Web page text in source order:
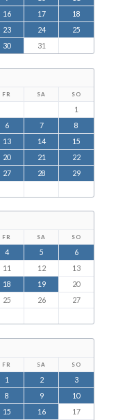
16 17
18
23 24
25
30 31
FR SA SO
1
6 7
8
13 14
15
20 21
22
27 28
29
FR SA SO
4 5
6
11 12
13
18 19
20
25 26
27
FR SA SO
1 2
3
8 9
10
15 16 17